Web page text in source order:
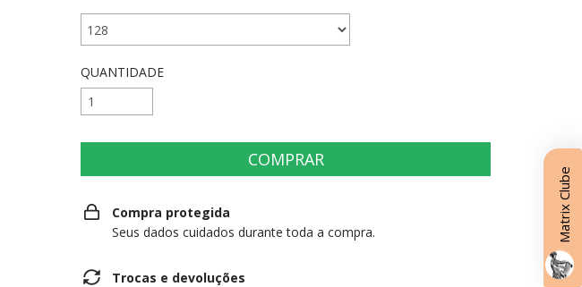
QUANTIDADE
Compra protegida
Seus dados cuidados durante toda a compra.
Trocas e devoluções
Matrix Clube